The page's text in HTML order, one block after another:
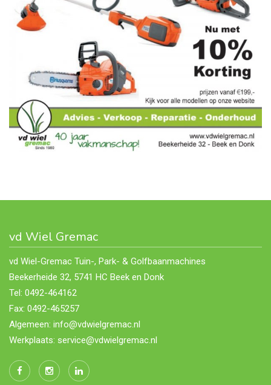
vd Wiel Gremac
vd Wiel-Gremac Tuin-, Park- & Golfbaanmachines
Beekerheide 32, 5741 HC Beek en Donk
Tel: 0492-464162
Fax: 0492-465257
Algemeen: info@vdwielgremac.nl
Werkplaats: service@vdwielgremac.nl